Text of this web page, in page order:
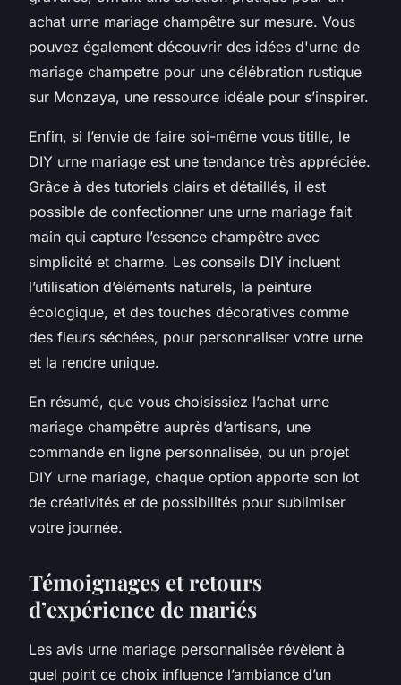
achat urne mariage champêtre sur mesure. Vous
pouvez également découvrir des idées d'urne de
mariage champetre pour une célébration rustique
sur Monzaya, une ressource idéale pour s’inspirer.
Enfin, si l’envie de faire soi-même vous titille, le
DIY urne mariage est une tendance très appréciée.
Grâce à des tutoriels clairs et détaillés, il est
possible de confectionner une urne mariage fait
main qui capture l’essence champêtre avec
simplicité et charme. Les conseils DIY incluent
l’utilisation d’éléments naturels, la peinture
écologique, et des touches décoratives comme
des fleurs séchées, pour personnaliser votre urne
et la rendre unique.
En résumé, que vous choisissiez l’achat urne
mariage champêtre auprès d’artisans, une
commande en ligne personnalisée, ou un projet
DIY urne mariage, chaque option apporte son lot
de créativités et de possibilités pour sublimiser
votre journée.
Témoignages et retours
d’expérience de mariés
Les avis urne mariage personnalisée révèlent à
quel point ce choix influence l’ambiance d’un